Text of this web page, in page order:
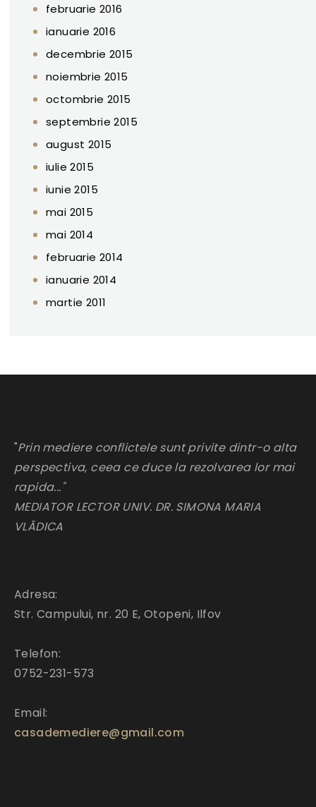
februarie 2016
ianuarie 2016
decembrie 2015
noiembrie 2015
octombrie 2015
septembrie 2015
august 2015
iulie 2015
iunie 2015
mai 2015
mai 2014
februarie 2014
ianuarie 2014
martie 2011
"Prin mediere conflictele sunt privite dintr-o alta
perspectiva, ceea ce duce la rezolvarea lor mai
rapida..."
MEDIATOR LECTOR UNIV. DR. SIMONA MARIA
VLĂDICA
Adresa:
Str. Campului, nr. 20 E, Otopeni, Ilfov
Telefon:
0752-231-573
Email:
casademediere@gmail.com